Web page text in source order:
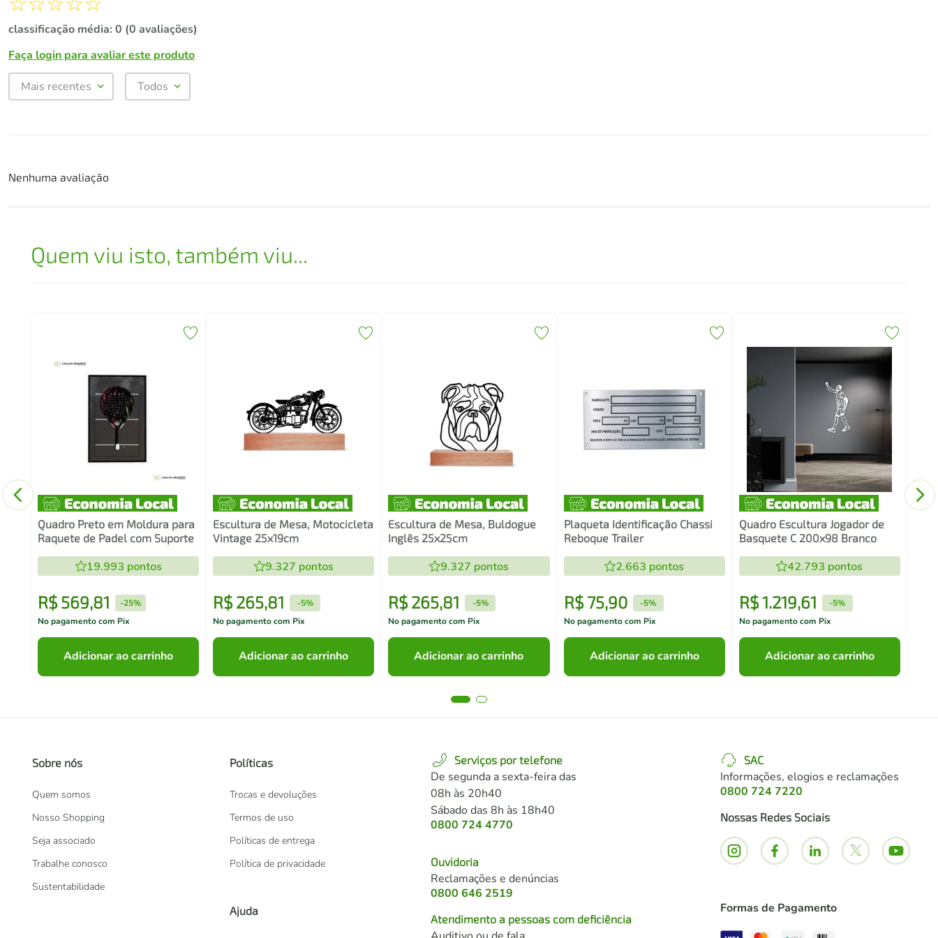
classificação média: 0 (0 avaliações)
Faça login para avaliar este produto
Mais recentes Todos
Nenhuma avaliação
Quem viu isto, também viu...
Quadro Preto em Moldura para
Raquete de Padel com Suporte
19.993 pontos
R$ 569,81 -25%
No pagamento com Pix
Adicionar ao carrinho
Escultura de Mesa, Motocicleta
Vintage 25x19cm
9.327 pontos
R$ 265,81 -5%
No pagamento com Pix
Adicionar ao carrinho
Escultura de Mesa, Buldogue
Inglês 25x25cm
9.327 pontos
R$265,81 -5%
No pagamento com Pix
Adicionar ao carrinho
Plaqueta Identificação Chassi
Reboque Trailer
2.663 pontos
R$ 75,90 -5%
No pagamento com Pix
Adicionar ao carrinho
Quadro Escultura Jogador de
Basquete C 200x98 Branco
42.793 pontos
R$1.219,61 -5%
No pagamento com Pix
Adicionar ao carrinho
Sobre nós
Quem somos
Nosso Shopping
Seja associado
Trabalhe conosco
Sustentabilidade
Políticas
Trocas e devoluções
Termos de uso
Políticas de entrega
Política de privacidade
Ajuda
Serviços por telefone
De segunda a sexta-feira das
08h às 20h40
Sábado das 8h às 18h40
0800 724 4770
Ouvidoria
Reclamações e denúncias
0800 646 2519
Atendimento a pessoas com deficiência
SAC
Informações, elogios e reclamações
0800 724 7220
Nossas Redes Sociais
Formas de Pagamento